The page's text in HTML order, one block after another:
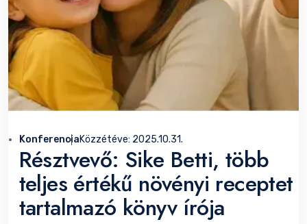
KonferenciaKözzétéve: 2025.10.31.
Résztvevő: Sike Betti, több
teljes értékű növényi receptet
tartalmazó könyv írója